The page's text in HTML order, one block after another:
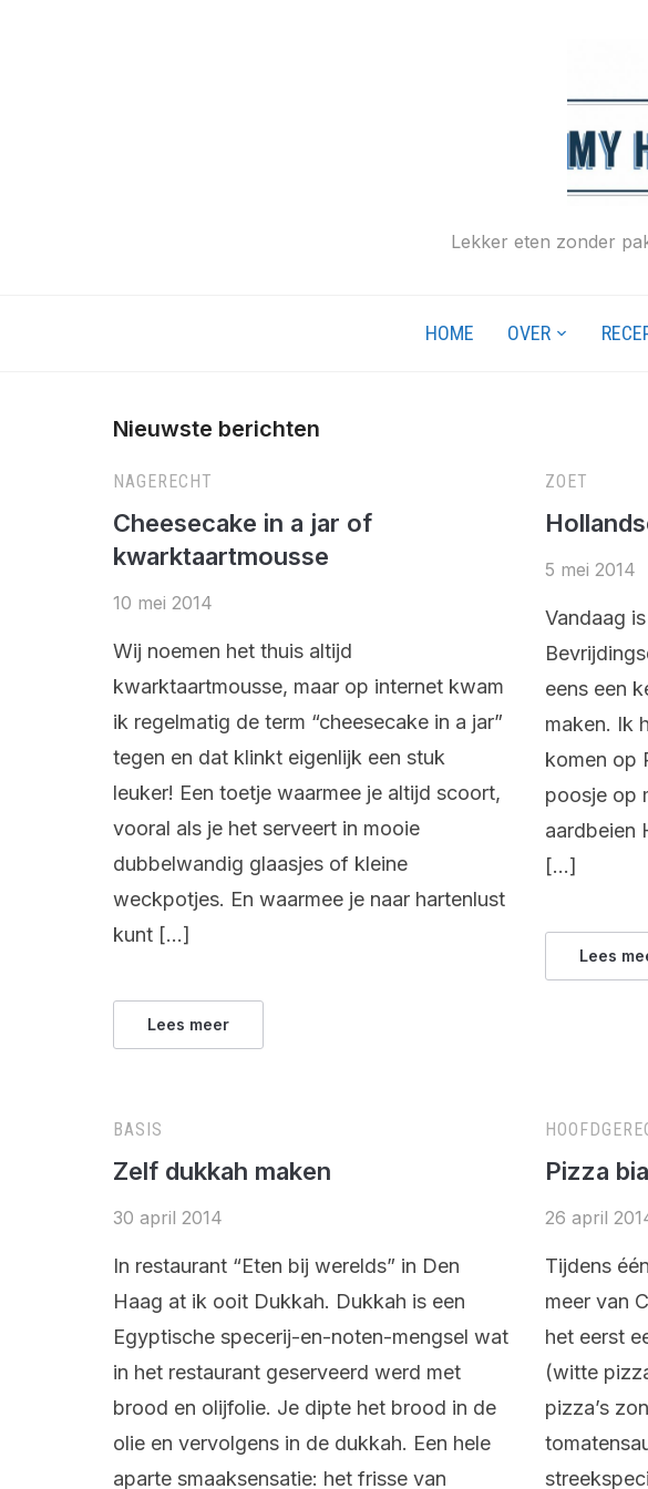
Lekker eten zonder
HOME OVER
Nieuwste berichten
NAGERECHT
Cheesecake in a jar of
kwarktaartmousse
10 mei 2014
Wij noemen het thuis altijd
kwarktaartmousse, maar op internet kwam
ik regelmatig de term “cheesecake in a jar”
tegen en dat klinkt eigenlijk een stuk
leuker! Een toetje waarmee je altijd scoort,
vooral als je het serveert in mooie
dubbelwandig glaasjes of kleine
weckpotjes. En waarmee je naar hartenlust
kunt […]
Lees meer
ZOET
5 mei 2014
Vandaag
eens een
maken. Ik
komen op
poosje op
aardbeien
[…]
Lees
BASIS
Zelf dukkah maken
30 april 2014
In restaurant “Eten bij werelds” in Den
Haag at ik ooit Dukkah. Dukkah is een
Egyptische specerij-en-noten-mengsel wat
in het restaurant geserveerd werd met
brood en olijfolie. Je dipte het brood in de
olie en vervolgens in de dukkah. Een hele
aparte smaaksensatie: het frisse van
Pizza
26 april
Tijdens
meer van
het eerst
(witte
pizza’s